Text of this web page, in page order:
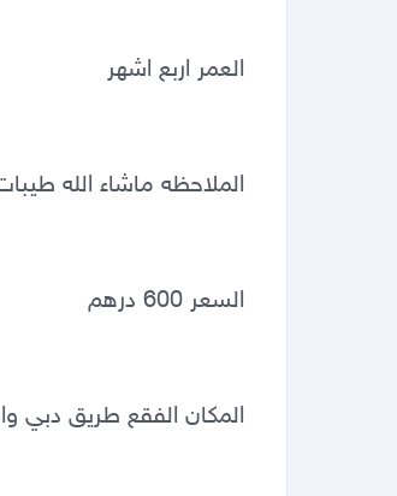
العمر اربع اشهر
الملاحظه ماشاء الله
السعر 600 درهم
المكان الفقع طريق